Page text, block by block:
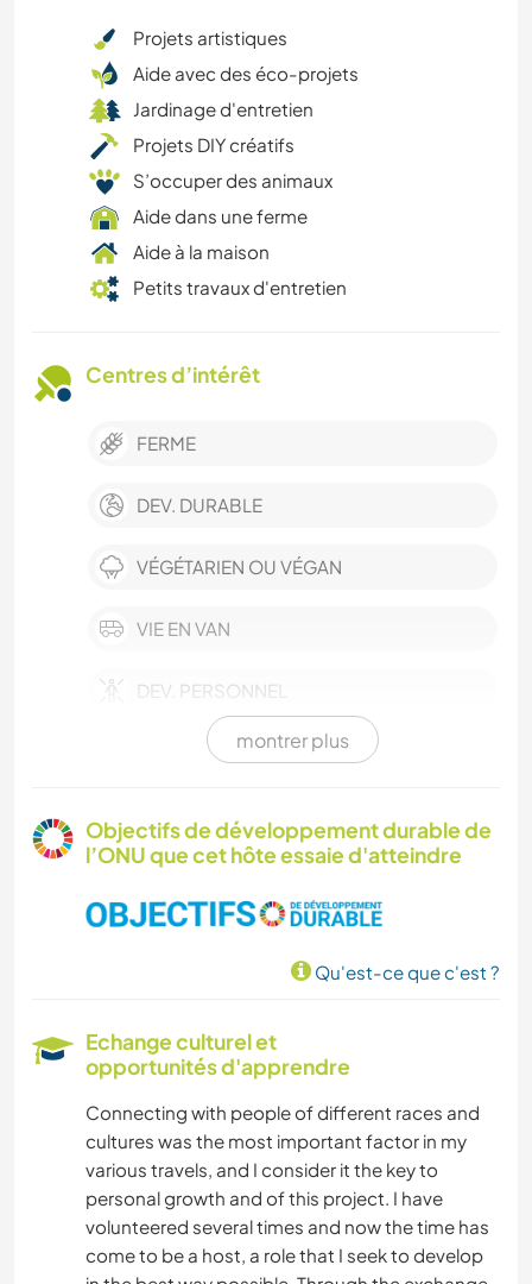
Projets artistiques
Aide avec des éco-projets
Jardinage d'entretien
Projets DIY créatifs
S’occuper des animaux
Aide dans une ferme
Aide à la maison
Petits travaux d'entretien
Centres d’intérêt
FERME
DEV. DURABLE
VÉGÉTARIEN OU VÉGAN
VIE EN VAN
DEV. PERSONNEL
CAMPING
RANDONNÉE
PLAGE
SPORTS D'AVENTURE
montrer plus
Objectifs de développement durable de
l’ONU que cet hôte essaie d'atteindre
Qu'est-ce que c'est ?
Echange culturel et
opportunités d'apprendre
Connecting with people of different races and
cultures was the most important factor in my
various travels, and I consider it the key to
personal growth and of this project. I have
volunteered several times and now the time has
come to be a host, a role that I seek to develop